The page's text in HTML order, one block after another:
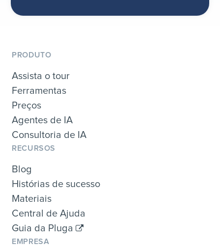
PRODUTO
Assista o tour
Ferramentas
Preços
Agentes de IA
Consultoria de IA
RECURSOS
Blog
Histórias de sucesso
Materiais
Central de Ajuda
Guia da Pluga
EMPRESA